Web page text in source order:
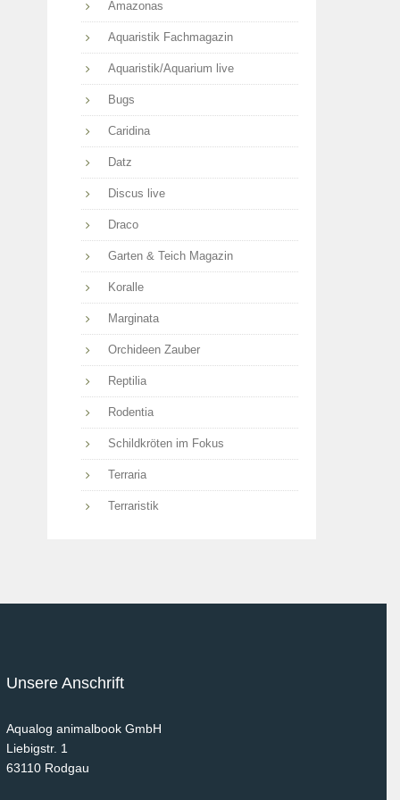
Amazonas
Aquaristik Fachmagazin
Aquaristik/Aquarium live
Bugs
Caridina
Datz
Discus live
Draco
Garten & Teich Magazin
Koralle
Marginata
Orchideen Zauber
Reptilia
Rodentia
Schildkröten im Fokus
Terraria
Terraristik
Unsere Anschrift
Aqualog animalbook GmbH
Liebigstr. 1
63110 Rodgau